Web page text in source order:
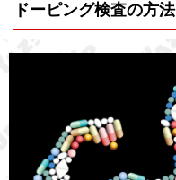
ドーピング検査の方法